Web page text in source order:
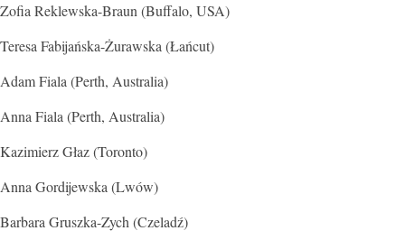
Zofia Reklewska-Braun (Buffalo, USA)
Teresa Fabijańska-Żurawska (Łańcut)
Adam Fiala (Perth, Australia)
Anna Fiala (Perth, Australia)
Kazimierz Głaz (Toronto)
Anna Gordijewska (Lwów)
Barbara Gruszka-Zych (Czeladź)